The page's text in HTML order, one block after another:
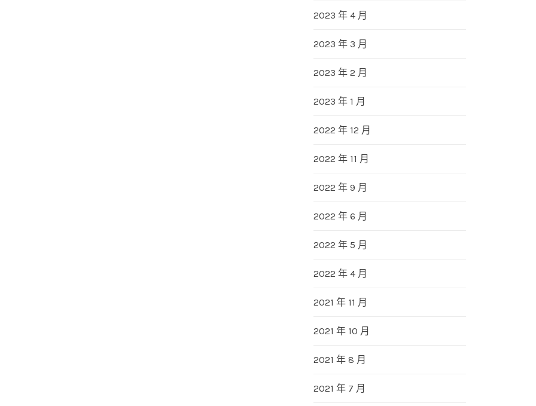
2023 年 4 月
2023 年 3 月
2023 年 2 月
2023 年 1 月
2022 年 12 月
2022 年 11 月
2022 年 9 月
2022 年 6 月
2022 年 5 月
2022 年 4 月
2021 年 11 月
2021 年 10 月
2021 年 8 月
2021 年 7 月